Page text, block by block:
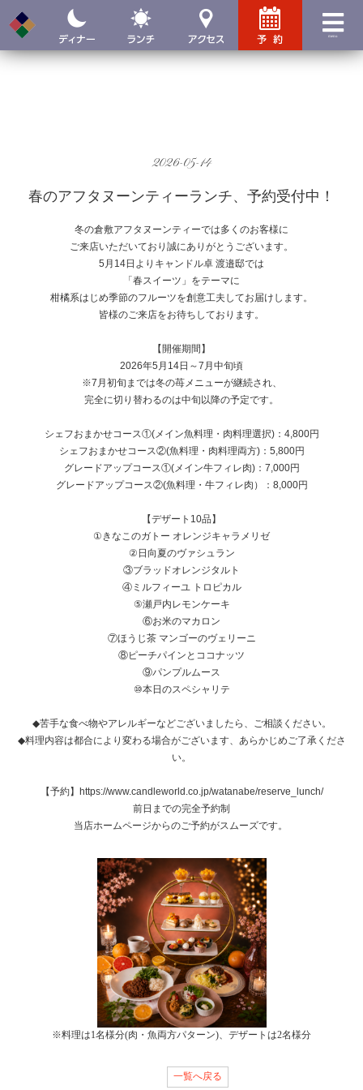
menu
2026-05-14
春のアフタヌーンティーランチ、予約受付中！
冬の倉敷アフタヌーンティーでは多くのお客様に
ご来店いただいており誠にありがとうございます。
5月14日よりキャンドル卓 渡邉邸では
「春スイーツ」をテーマに
柑橘系はじめ季節のフルーツを創意工夫してお届けします。
皆様のご来店をお待ちしております。
【開催期間】
2026年5月14日～7月中旬頃
※7月初旬までは冬の苺メニューが継続され、
完全に切り替わるのは中旬以降の予定です。
シェフおまかせコース①(メイン魚料理・肉料理選択)：4,800円
シェフおまかせコース②(魚料理・肉料理両方)：5,800円
グレードアップコース①(メイン牛フィレ肉)：7,000円
グレードアップコース②(魚料理・牛フィレ肉）：8,000円
【デザート10品】
①きなこのガトー オレンジキャラメリゼ
②日向夏のヴァシュラン
③ブラッドオレンジタルト
④ミルフィーユ トロピカル
⑤瀬戸内レモンケーキ
⑥お米のマカロン
⑦ほうじ茶 マンゴーのヴェリーニ
⑧ピーチパインとココナッツ
⑨パンプルムース
⑩本日のスペシャリテ
◆苦手な食べ物やアレルギーなどございましたら、ご相談ください。
◆料理内容は都合により変わる場合がございます、あらかじめご了承くださ
い。
【予約】https://www.candleworld.co.jp/watanabe/reserve_lunch/
前日までの完全予約制
当店ホームページからのご予約がスムーズです。
※料理は1名様分(肉・魚両方パターン)、デザートは2名様分
一覧へ戻る